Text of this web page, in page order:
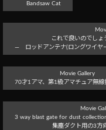
Bandsaw Cat
これで良いのでし
― ロッドアンテナ(ロングワイヤ
Movie Gallery
70才1アマ、第1級アマチュア無線
Movie
3 way blast gate for dust
集塵ダクト用の3方